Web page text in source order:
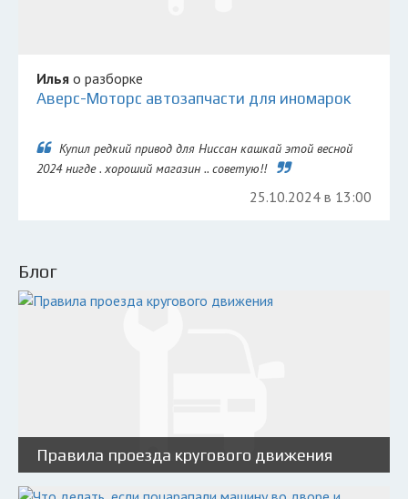
Илья о разборке
Аверс-Моторс автозапчасти для иномарок
Купил редкий привод для Ниссан кашкай этой весной
2024 нигде . хороший магазин .. советую!!
25.10.2024 в 13:00
Блог
Правила проезда кругового движения